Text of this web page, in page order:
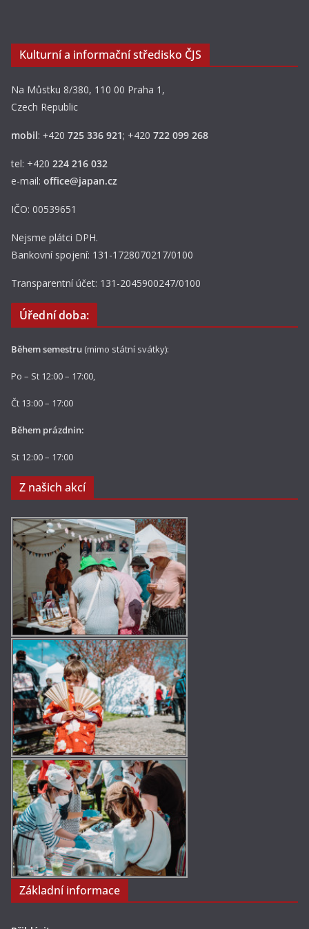
Kulturní a informační středisko ČJS
Na Můstku 8/380, 110 00 Praha 1,
Czech Republic
mobil: +420 725 336 921; +420 722 099 268
tel: +420 224 216 032
e-mail: office@japan.cz
IČO: 00539651
Nejsme plátci DPH.
Bankovní spojení: 131-1728070217/0100
Transparentní účet: 131-2045900247/0100
Úřední doba:
Během semestru (mimo státní svátky):
Po – St 12:00 – 17:00,
Čt 13:00 – 17:00
Během prázdnin:
St 12:00 – 17:00
Z našich akcí
Základní informace